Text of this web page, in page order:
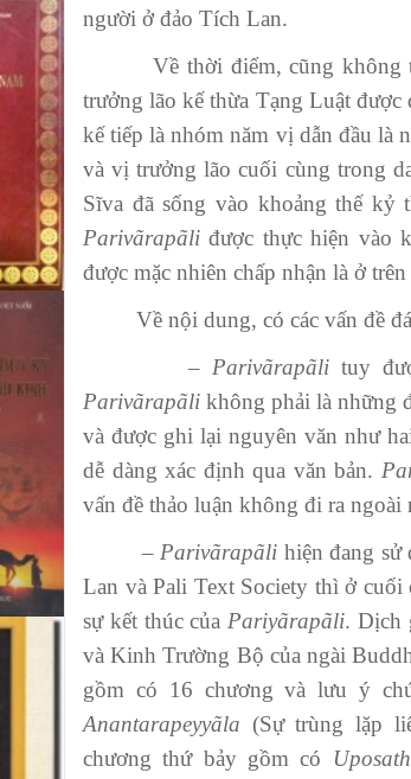
người ở đảo Tích Lan.
Về thời điểm, cũng không thể
trưởng lão kế thừa Tạng Luật
kế tiếp là nhóm năm vị dẫn đầu là
và vị trưởng lão cuối cùng trong
Sĩva đã sống vào khoảng thế kỷ
Parivãrapãli được thực hiện vào
được mặc nhiên chấp nhận là ở
Về nội dung, có các vấn đề
– Parivãrapãli tuy
Parivãrapãli không phải là những
và được ghi lại nguyên văn như
dễ dàng xác định qua văn bản.
vấn đề thảo luận không đi ra
– Parivãrapãli hiện đang
Lan và Pali Text Society thì ở
sự kết thúc của Pariyãrapãli. Dịch
và Kinh Trường Bộ của ngài
gồm có 16 chương và lưu ý
Anantarapeyyãla (Sự trùng lặp
chương thứ bảy gồm có